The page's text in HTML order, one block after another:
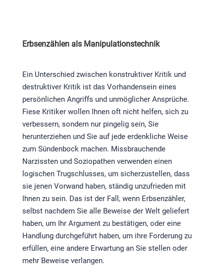
Erbsenzählen als Manipulationstechnik
Ein Unterschied zwischen konstruktiver Kritik und
destruktiver Kritik ist das Vorhandensein eines
persönlichen Angriffs und unmöglicher Ansprüche.
Fiese Kritiker wollen Ihnen oft nicht helfen, sich zu
verbessern, sondern nur pingelig sein, Sie
herunterziehen und Sie auf jede erdenkliche Weise
zum Sündenbock machen. Missbrauchende
Narzissten und Soziopathen verwenden einen
logischen Trugschlusses, um sicherzustellen, dass
sie jenen Vorwand haben, ständig unzufrieden mit
Ihnen zu sein. Das ist der Fall, wenn Erbsenzähler,
selbst nachdem Sie alle Beweise der Welt geliefert
haben, um Ihr Argument zu bestätigen, oder eine
Handlung durchgeführt haben, um ihre Forderung zu
erfüllen, eine andere Erwartung an Sie stellen oder
mehr Beweise verlangen.